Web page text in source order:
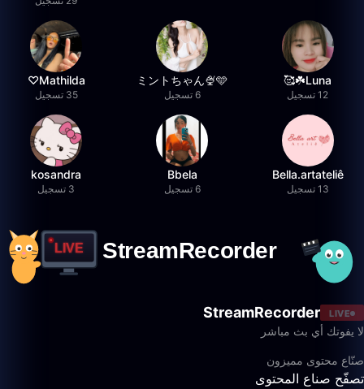
Luna☘️🥰
12 تسجيل
ミントちゃん🍨🩵
6 تسجيل
Mathilda♡︎
35 تسجيل
Bella.artateliê
13 تسجيل
Bbela
6 تسجيل
kosandra
3 تسجيل
LIVE
StreamRecorder
لا يفوتك أي بث مباشر
صنّاع محتوى مميزون
تصفّح صناع المحتوى